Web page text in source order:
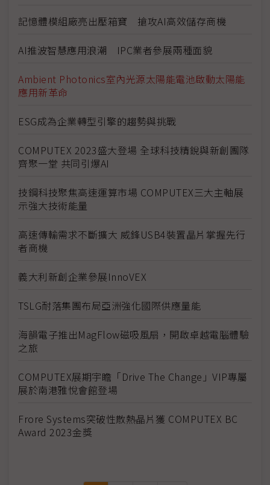
記憶體模組廠亮出壓箱寶 搶攻AI高效儲存商機
AI推波智慧應用浪潮 IPC業者參展兩種面貌
Ambient Photonics室內光源太陽能電池啟動太陽能
應用新革命
ESG成為企業轉型引擎的趨勢與挑戰
COMPUTEX 2023盛大登場 全球科技精銳與新創團隊
齊聚一堂 共同引爆AI
技鋼科技聚焦高速運算市場 COMPUTEX三大主軸展
示強大技術能量
高速傳輸需求不斷擴大 威鋒USB4裝置晶片掌握先行
者商機
義大利新創企業參展InnoVEX
TSLG耐落集團布局亞洲強化國際供應量能
海韻電子推出MagFlow磁吸風扇，開啟卓越電腦體驗
之旅
COMPUTEX展期宇瞻「Drive The Change」VIP專屬
展於南港雅悅會館登場
Frore Systems突破性散熱晶片獲 COMPUTEX BC
Award 2023金獎